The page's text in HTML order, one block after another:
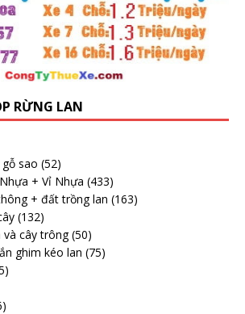
RỪNG LAN
sao (52)
+ Vỉ Nhựa (433)
+ đất trồng lan (163)
(132)
và cây trông (50)
ghim kéo lan (75)